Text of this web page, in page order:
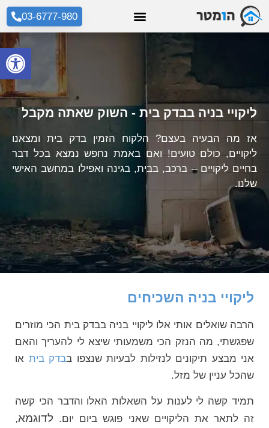
פתח
03-6777-980
ליקויי בניה בבדק בית - השוק שאתה מקבל
אז מה הבעיה בעצם? הלקוח הזמין בדק בית ומצאנו
ליקויים, כולם טועים! ואם באמת נחפש נמצא בכל דבר
בחיים ליקויים – ברכב, בבית, בגינה ואפילו במחשב האישי
שלנו.
ליקויי בניה השכיחים
הרבה שואלים אותי אלו ליקויי בניה בבדק בית הכי מוזרים
שפגשתי, מה הנזק הכי משמעותי שיצא לי להעריך והאם
אני מבצע תיקונים לנזילות לבעיות שנצפו בבדק בית או
שהכל עניין של מזל.
תמיד קשה לי לענות על השאלות האלו והדבר הכי קשה
זה לתאר את הליקויים שאני פוגש ביום יום. לדוגמא,